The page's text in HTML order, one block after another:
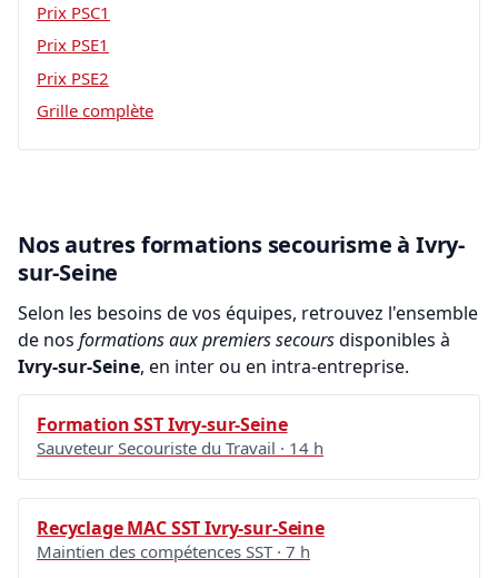
Prix PSC1
Prix PSE1
Prix PSE2
Grille complète
Nos autres formations secourisme à Ivry-
sur-Seine
Selon les besoins de vos équipes, retrouvez l'ensemble
de nos formations aux premiers secoursdisponibles à
Ivry-sur-Seine, en inter ou en intra-entreprise.
Formation SST Ivry-sur-Seine
Sauveteur Secouriste du Travail · 14 h
Recyclage MAC SST Ivry-sur-Seine
Maintien des compétences SST · 7 h